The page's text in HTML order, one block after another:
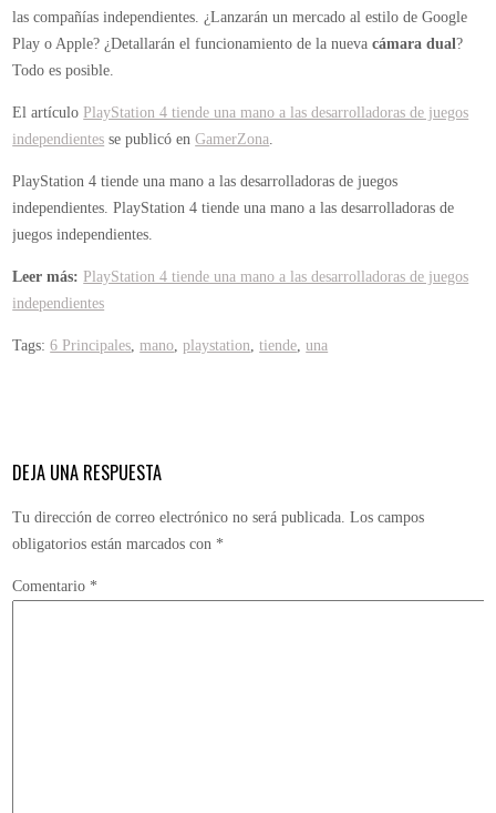
las compañías independientes. ¿Lanzarán un mercado al estilo de Google
Play o Apple? ¿Detallarán el funcionamiento de la nuevacámara dual?
Todo es posible.
El artículo PlayStation 4 tiende una mano a las desarrolladoras de juegos
independientes se publicó enGamerZona.
PlayStation 4 tiende una mano a las desarrolladoras de juegos
independientes.PlayStation 4 tiende una mano a las desarrolladoras de
juegos independientes.
Leer más: PlayStation 4 tiende una mano a las desarrolladoras de juegos
independientes
Tags:6 Principales,mano,playstation,tiende,una
DEJA UNA RESPUESTA
Tu dirección de correo electrónico no será publicada. Los campos
obligatorios están marcados con *
Comentario *